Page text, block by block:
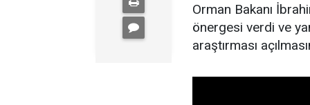
Orman Bakanı
önergesi verdi ve
araştırması